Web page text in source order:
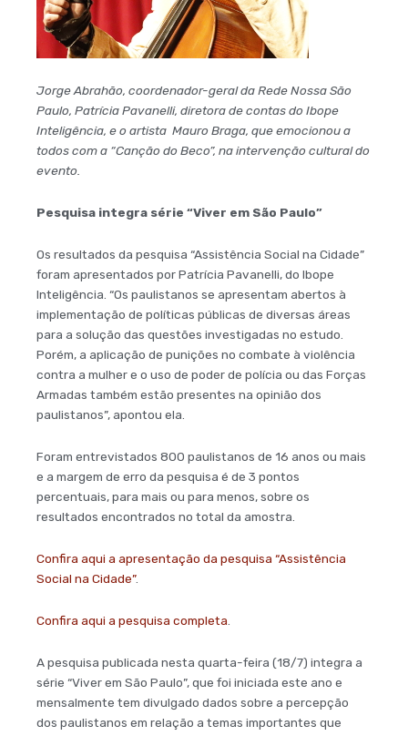
Jorge Abrahão, coordenador-geral da Rede Nossa São
Paulo, Patrícia Pavanelli, diretora de contas do Ibope
Inteligência, e o artista Mauro Braga, que emocionou a
todos com a “Canção do Beco”, na intervenção cultural do
evento.
Pesquisa integra série “Viver em São Paulo”
Os resultados da pesquisa “Assistência Social na Cidade”
foram apresentados por Patrícia Pavanelli, do Ibope
Inteligência. “Os paulistanos se apresentam abertos à
implementação de políticas públicas de diversas áreas
para a solução das questões investigadas no estudo.
Porém, a aplicação de punições no combate à violência
contra a mulher e o uso de poder de polícia ou das Forças
Armadas também estão presentes na opinião dos
paulistanos”, apontou ela.
Foram entrevistados 800 paulistanos de 16 anos ou mais
e a margem de erro da pesquisa é de 3 pontos
percentuais, para mais ou para menos, sobre os
resultados encontrados no total da amostra.
Confira aqui a apresentação da pesquisa “Assistência
Social na Cidade”.
Confira aqui a pesquisa completa
A pesquisa publicada nesta quarta-feira (18/7) integra a
série “Viver em São Paulo”, que foi iniciada este ano e
mensalmente tem divulgado dados sobre a percepção
dos paulistanos em relação a temas importantes que